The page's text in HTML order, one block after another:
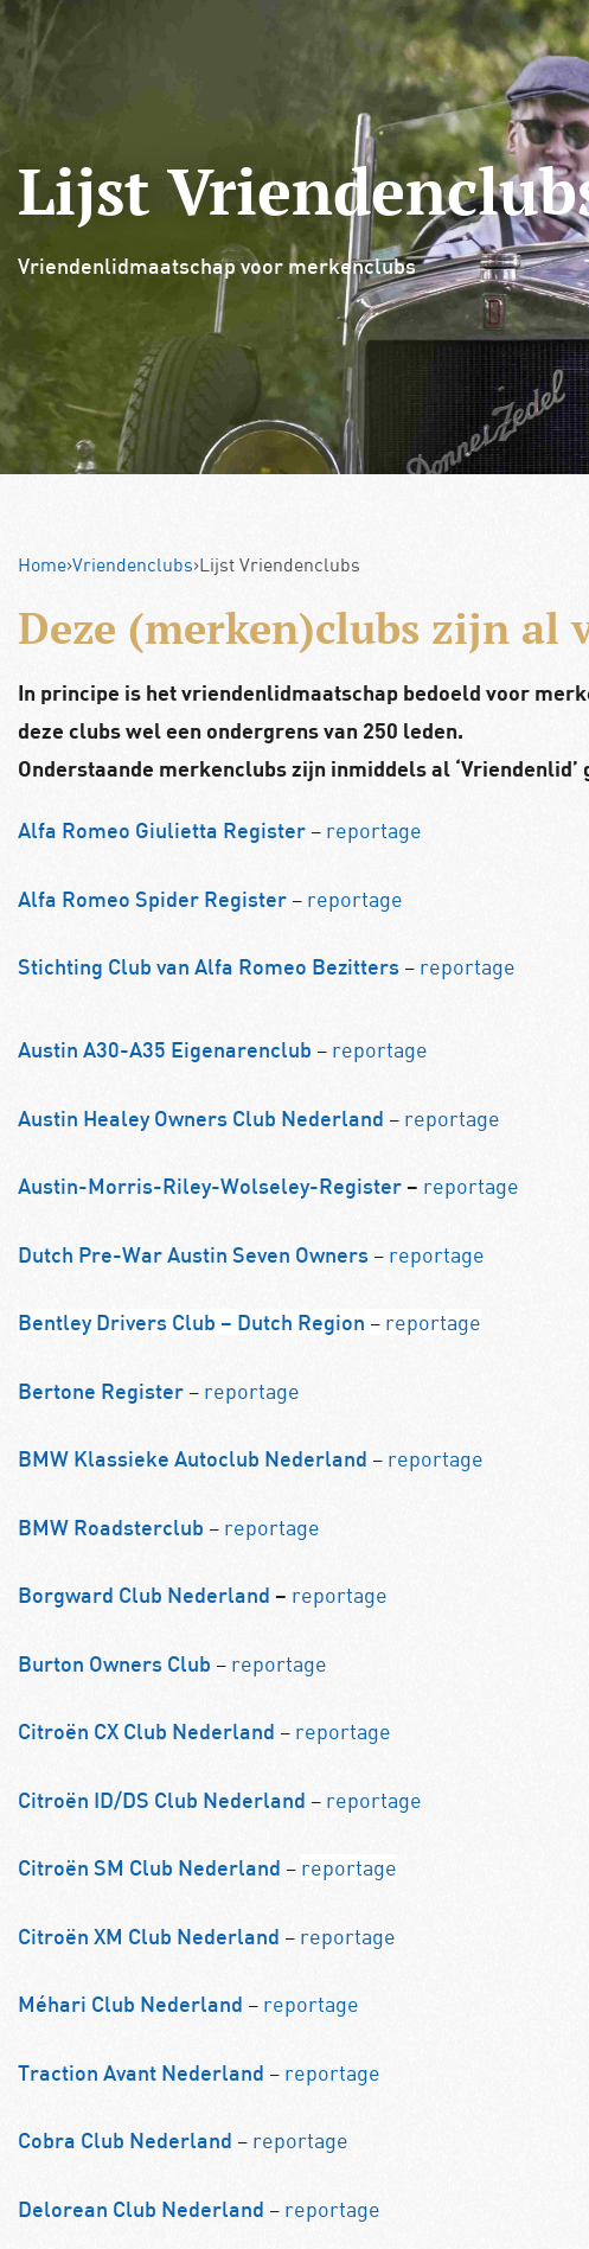
Verzekering & pechhulp
Lijst
Vriendenlidmaatschap voor merkenclubs
Home›Vriendenclubs›Lijst Vriendenclubs
Deze (merken)clubs zijn al
In principe is het vriendenlidmaatschap bedoeld voor
deze clubs wel een ondergrens van 250 leden.
Onderstaande merkenclubs zijn inmiddels al ‘Vriendenlid’
Alfa Romeo Giulietta Register – reportage
Alfa Romeo Spider Register – reportage
Stichting Club van Alfa Romeo Bezitters – reportage
Austin A30-A35 Eigenarenclub – reportage
Austin Healey Owners Club Nederland – reportage
Austin-Morris-Riley-Wolseley-Register – reportage
Dutch Pre-War Austin Seven Owners – reportage
Bentley Drivers Club – Dutch Region – reportage
Bertone Register – reportage
BMW Klassieke Autoclub Nederland – reportage
BMW Roadsterclub – reportage
Borgward Club Nederland – reportage
Burton Owners Club – reportage
Citroën CX Club Nederland – reportage
Citroën ID/DS Club Nederland – reportage
Citroën SM Club Nederland – reportage
Citroën XM Club Nederland – reportage
Méhari Club Nederland – reportage
Traction Avant Nederland – reportage
Cobra Club Nederland – reportage
Delorean Club Nederland – reportage